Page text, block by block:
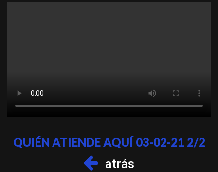
QUIÉN ATIENDE AQUÍ 03-02-21 2/2
atrás